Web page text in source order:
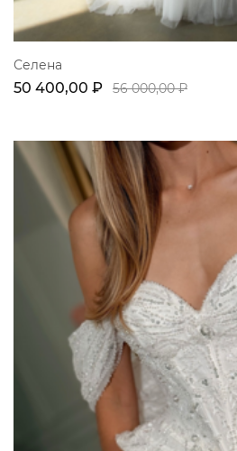
Селена
50 400,00 ₽ 56 000,00 ₽